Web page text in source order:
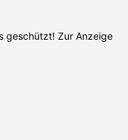
geschützt! Zur Anzeige